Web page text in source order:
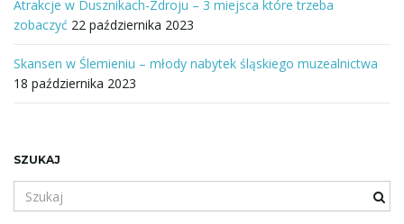
Atrakcje w Dusznikach-Zdroju – 3 miejsca które trzeba
zobaczyć 22 października 2023
Skansen w Ślemieniu – młody nabytek śląskiego muzealnictwa
18 października 2023
SZUKAJ
z